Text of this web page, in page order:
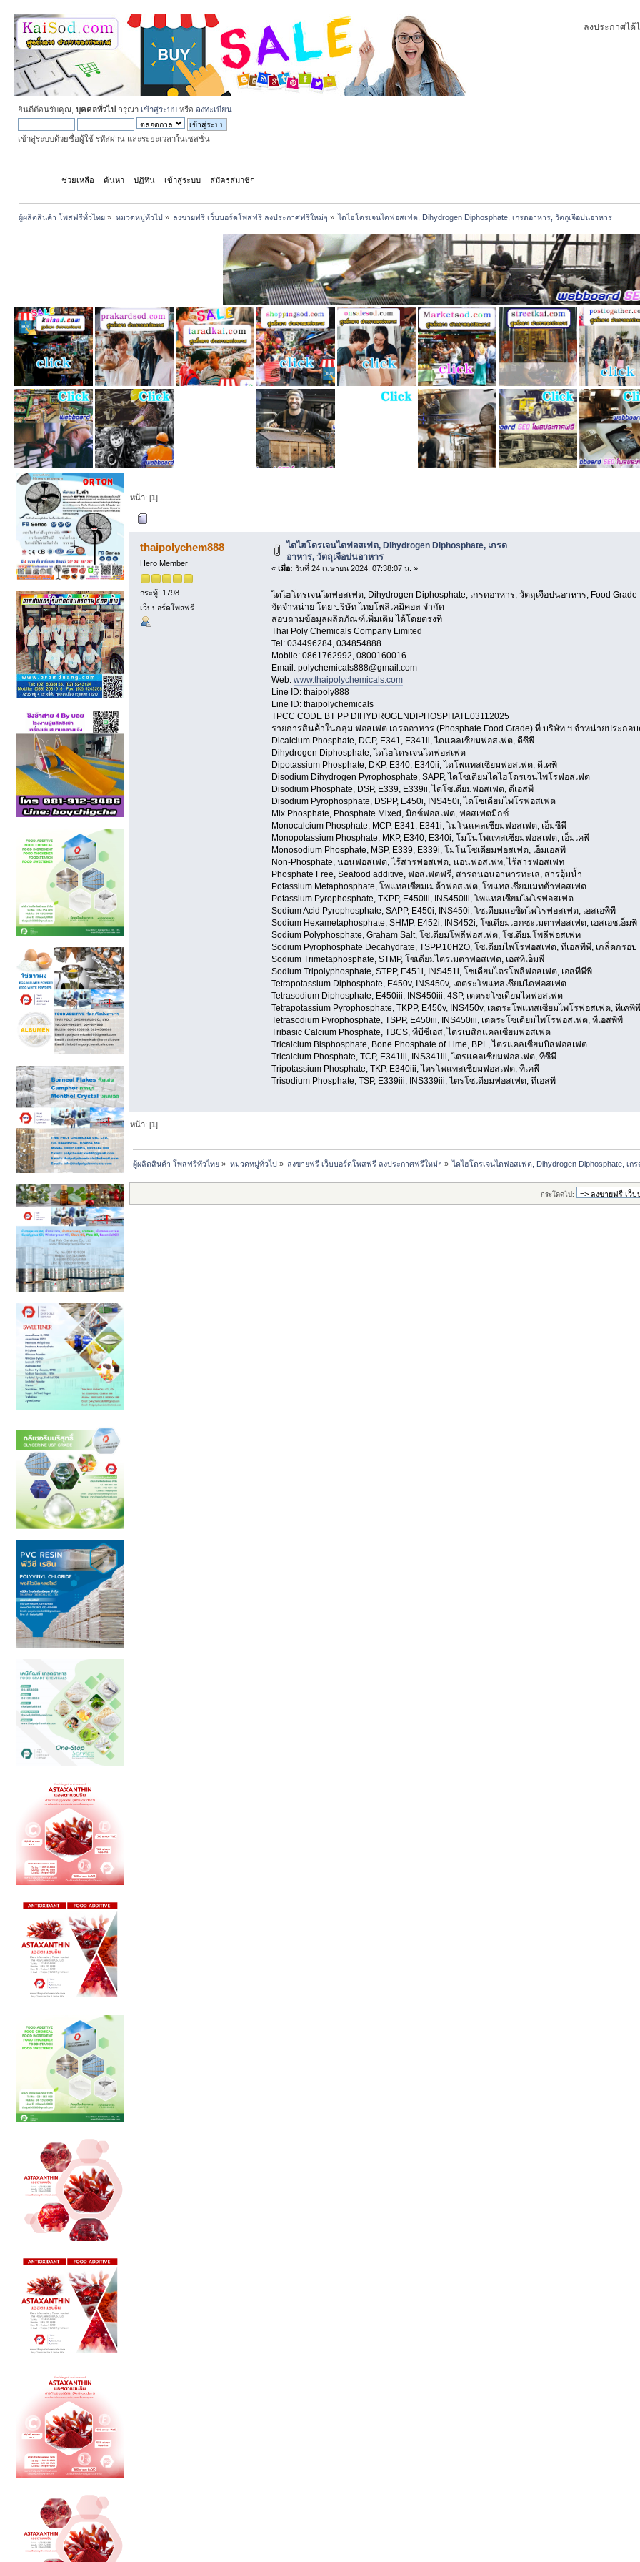
ลงประกาศไ
ยินดีต้อนรับคุณ, บุคคลทั่วไป กรุณา เข้าสู่ระบบ หรือ ลงทะเบียน
เข้าสู่ระบบด้วยชื่อผู้ใช้ รหัสผ่าน และระยะเวลาในเซสชั่น
ช่วยเหลือ ค้นหา ปฏิทิน เข้าสู่ระบบ สมัครสมาชิก
ผู้ผลิตสินค้า โพสฟรีทั่วไทย » หมวดหมู่ทั่วไป» ลงขายฟรี เว็บบอร์ดโพสฟรี ลงประกาศฟรีใหม่ๆ » ไดไฮโดรเจนไดฟอสเฟต, Dihydrogen Diphosphate, เกรดอาหาร, วัตถุเจือปนอาหาร
หน้า: [1]
thaipolychem888
Hero Member
กระทู้: 1798
เว็บบอร์ดโพสฟรี
ไดไฮโดรเจนไดฟอสเฟต, Dihydrogen Diphosphate, เกรด
อาหาร, วัตถุเจือปนอาหาร
« เมื่อ: วันที่ 24 เมษายน 2024, 07:38:07 น. »
ไดไฮโดรเจนไดฟอสเฟต, Dihydrogen Diphosphate, เกรดอาหาร, วัตถุเจือปนอาหาร, Food Grade
จัดจำหน่าย โดย บริษัท ไทยโพลีเคมิคอล จำกัด
สอบถามข้อมูลผลิตภัณฑ์เพิ่มเติม ได้โดยตรงที่
Thai Poly Chemicals Company Limited
Tel: 034496284, 034854888
Mobile: 0861762992, 0800160016
Email: polychemicals888@gmail.com
Web: www.thaipolychemicals.com
Line ID: thaipoly888
Line ID: thaipolychemicals
TPCC CODE BT PP DIHYDROGENDIPHOSPHATE03112025
รายการสินค้าในกลุ่ม ฟอสเฟต เกรดอาหาร (Phosphate Food Grade) ที่ บริษัท ฯ จำหน่ายประกอ
Dicalcium Phosphate, DCP, E341, E341ii, ไดแคลเซียมฟอสเฟต, ดีซีพี
Dihydrogen Diphosphate, ไดไฮโดรเจนไดฟอสเฟต
Dipotassium Phosphate, DKP, E340, E340ii, ไดโพแทสเซียมฟอสเฟต, ดีเคพี
Disodium Dihydrogen Pyrophosphate, SAPP, ไดโซเดียมไดไฮโดรเจนไพโรฟอสเฟต
Disodium Phosphate, DSP, E339, E339ii, ไดโซเดียมฟอสเฟต, ดีเอสพี
Disodium Pyrophosphate, DSPP, E450i, INS450i, ไดโซเดียมไพโรฟอสเฟต
Mix Phosphate, Phosphate Mixed, มิกซ์ฟอสเฟต, ฟอสเฟตมิกซ์
Monocalcium Phosphate, MCP, E341, E341i, โมโนแคลเซียมฟอสเฟต, เอ็มซีพี
Monopotassium Phosphate, MKP, E340, E340i, โมโนโพแทสเซียมฟอสเฟต, เอ็มเคพี
Monosodium Phosphate, MSP, E339, E339i, โมโนโซเดียมฟอสเฟต, เอ็มเอสพี
Non-Phosphate, นอนฟอสเฟต, ไร้สารฟอสเฟต, นอนฟอสเฟท, ไร้สารฟอสเฟท
Phosphate Free, Seafood additive, ฟอสเฟตฟรี, สารถนอนอาหารทะเล, สารอุ้มน้ำ
Potassium Metaphosphate, โพแทสเซียมเมต้าฟอสเฟต, โพแทสเซียมเมทต้าฟอสเฟต
Potassium Pyrophosphate, TKPP, E450iii, INS450iii, โพแทสเซียมไพโรฟอสเฟต
Sodium Acid Pyrophosphate, SAPP, E450i, INS450i, โซเดียมแอซิดไพโรฟอสเฟต, เอสเอพีพี
Sodium Hexametaphosphate, SHMP, E452i, INS452i, โซเดียมเฮกซะเมตาฟอสเฟต, เอสเอชเอ็มพี
Sodium Polyphosphate, Graham Salt, โซเดียมโพลีฟอสเฟต, โซเดียมโพลีฟอสเฟท
Sodium Pyrophosphate Decahydrate, TSPP.10H2O, โซเดียมไพโรฟอสเฟต, ทีเอสพีพี, เกล็ดกรอบ
Sodium Trimetaphosphate, STMP, โซเดียมไตรเมตาฟอสเฟต, เอสทีเอ็มพี
Sodium Tripolyphosphate, STPP, E451i, INS451i, โซเดียมไตรโพลีฟอสเฟต, เอสทีพีพี
Tetrapotassium Diphosphate, E450v, INS450v, เตตระโพแทสเซียมไดฟอสเฟต
Tetrasodium Diphosphate, E450iii, INS450iii, 4SP, เตตระโซเดียมไดฟอสเฟต
Tetrapotassium Pyrophosphate, TKPP, E450v, INS450v, เตตระโพแทสเซียมไพโรฟอสเฟต, ทีเคพีพี
Tetrasodium Pyrophosphate, TSPP, E450iii, INS450iii, เตตระโซเดียมไพโรฟอสเฟต, ทีเอสพีพี
Tribasic Calcium Phosphate, TBCS, ทีบีซีเอส, ไตรเบสิกแคลเซียมฟอสเฟต
Tricalcium Bisphosphate, Bone Phosphate of Lime, BPL, ไตรแคลเซียมบิสฟอสเฟต
Tricalcium Phosphate, TCP, E341iii, INS341iii, ไตรแคลเซียมฟอสเฟต, ทีซีพี
Tripotassium Phosphate, TKP, E340iii, ไตรโพแทสเซียมฟอสเฟต, ทีเคพี
Trisodium Phosphate, TSP, E339iii, INS339iii, ไตรโซเดียมฟอสเฟต, ทีเอสพี
หน้า: [1]
ผู้ผลิตสินค้า โพสฟรีทั่วไทย » หมวดหมู่ทั่วไป » ลงขายฟรี เว็บบอร์ดโพสฟรี ลงประกาศฟรีใหม่ๆ » ไดไฮโดรเจนไดฟอสเฟต, Dihydrogen Diphosphate, เก
กระโดดไป: